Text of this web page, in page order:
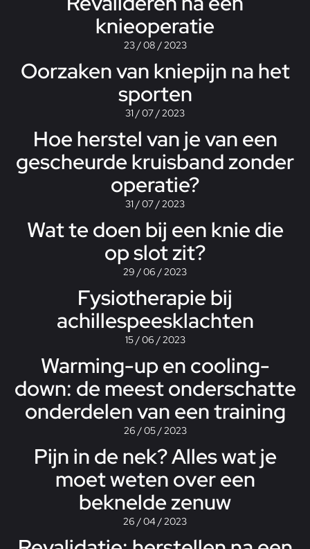
knieoperatie
23 / 08 / 2023
Oorzaken van kniepijn na het
sporten
31 / 07 / 2023
Hoe herstel van je van een
gescheurde kruisband zonder
operatie?
31 / 07 / 2023
Wat te doen bij een knie die
op slot zit?
29 / 06 / 2023
Fysiotherapie bij
achillespeesklachten
15 / 06 / 2023
Warming-up en cooling-
down: de meest onderschatte
onderdelen van een training
26 / 05 / 2023
Pijn in de nek? Alles wat je
moet weten over een
beknelde zenuw
26 / 04 / 2023